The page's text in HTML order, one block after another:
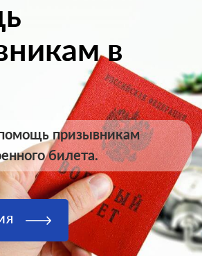
в
призывникам
билета.